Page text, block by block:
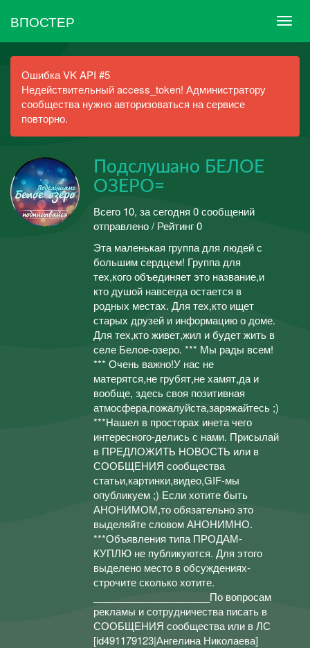
ВПОСТЕР
Ошибка VK API #5
Недействительный access_token! Администратору
сообщества нужно авторизоваться на сервисе
повторно.
Подслушано БЕЛОЕ
ОЗЕРО=
Всего 10, за сегодня 0 сообщений
отправлено / Рейтинг 0
Эта маленькая группа для людей с
большим сердцем! Группа для
тех,кого объединяет это название,и
кто душой навсегда остается в
родных местах. Для тех,кто ищет
старых друзей и информацию о доме.
Для тех,кто живет,жил и будет жить в
селе Белое-озеро. *** Мы рады всем!
*** Очень важно!У нас не
матерятся,не грубят,не хамят,да и
вообще, здесь своя позитивная
атмосфера,пожалуйста,заряжайтесь ;)
***Нашел в просторах инета чего
интересного-делись с нами. Присылай
в ПРЕДЛОЖИТЬ НОВОСТЬ или в
СООБЩЕНИЯ сообщества
статьи,картинки,видео,GIF-мы
опубликуем ;) Если хотите быть
АНОНИМОМ,то обязательно это
выделяйте словом АНОНИМНО.
***Объявления типа ПРОДАМ-
КУПЛЮ не публикуются. Для этого
выделено место в обсуждениях-
строчите сколько хотите.
_____________________По вопросам
рекламы и сотрудничества писать в
СООБЩЕНИЯ сообщества или в ЛС
[id491179123|Ангелина Николаева]